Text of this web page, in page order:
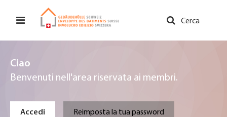
contenuto
principale
Cerca
Ciao
Benvenuti nell'area riservata ai membri.
Primary
Accedi Reimposta la tua password